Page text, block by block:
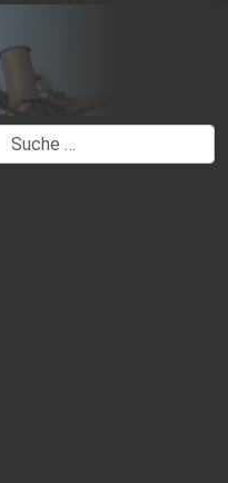
Suchen